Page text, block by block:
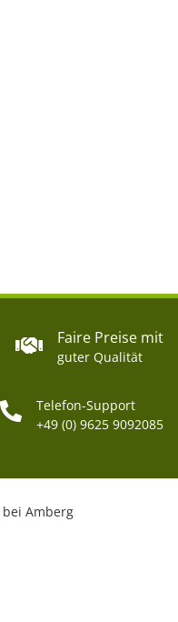
Faire Preise mit
guter Qualität
Telefon-Support
+49 (0) 9625 9092085
bei Amberg